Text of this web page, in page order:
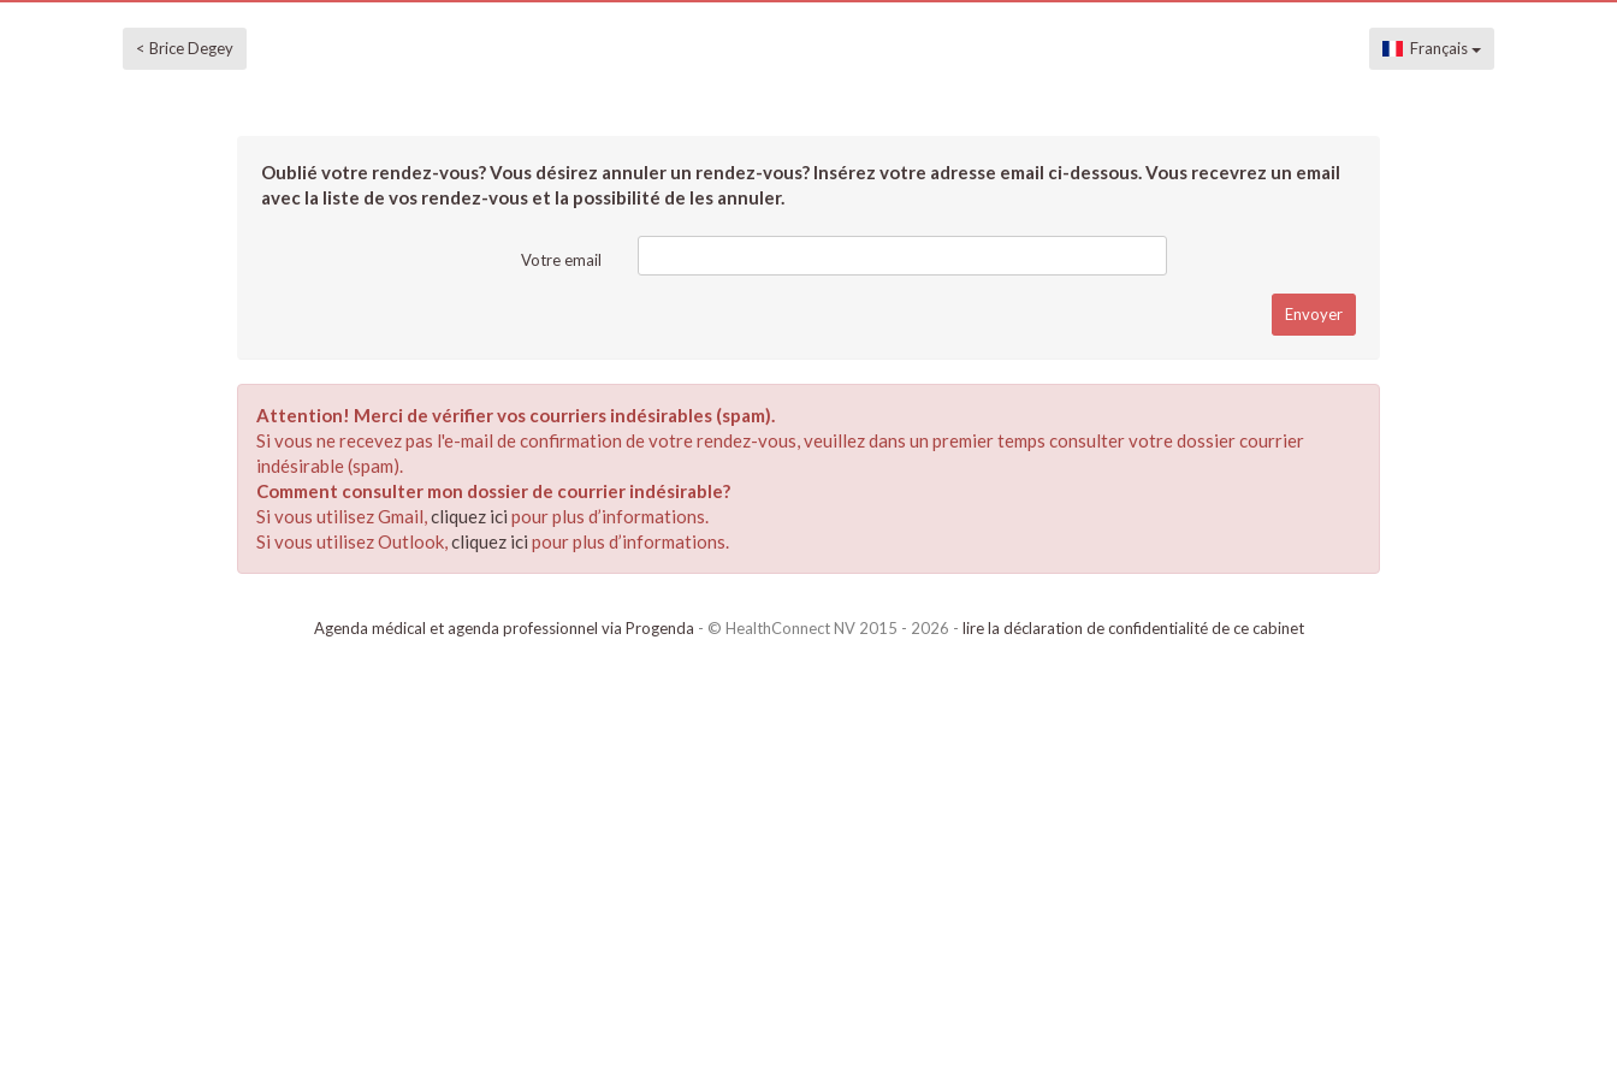
< Brice Degey Français
Oublié votre rendez-vous? Vous désirez annuler un rendez-vous? Insérez votre adresse email ci-dessous. Vous recevrez un email
avec la liste de vos rendez-vous et la possibilité de les annuler.
Votre email
Attention! Merci de vérifier vos courriers indésirables (spam).
Si vous ne recevez pas l'e-mail de confirmation de votre rendez-vous, veuillez dans un premier temps consulter votre dossier courrier
indésirable (spam).
Comment consulter mon dossier de courrier indésirable?
Si vous utilisez Gmail,cliquez ici pour plus d’informations.
Si vous utilisez Outlook,cliquez ici pour plus d’informations.
Agenda médical et agenda professionnel via Progenda - © HealthConnect NV 2015 - 2026 - lire la déclaration de confidentialité de ce cabinet